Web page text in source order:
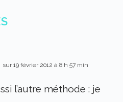
sur 19 février 2012 à 8 h 57 min
l’autre méthode : je